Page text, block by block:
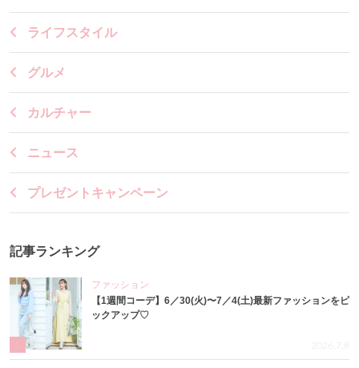
ライフスタイル
グルメ
カルチャー
ニュース
プレゼントキャンペーン
記事ランキング
ファッション
【1週間コーデ】6／30(火)〜7／4(土)最新ファッションをピ
ックアップ♡
2026.7.8